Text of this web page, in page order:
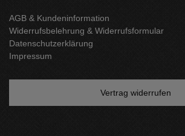
AGB & Kundeninformation
Widerrufsbelehrung & Widerrufsformular
Datenschutzerklärung
Impressum
Vertrag widerrufen